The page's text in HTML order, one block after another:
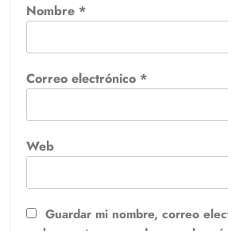
Nombre *
Correo electrónico *
Web
Guardar mi nombre, correo